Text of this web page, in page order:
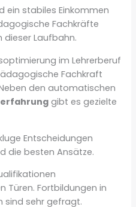
ein stabiles Einkommen
Fachkräfte
dieser Laufbahn.
im Lehrerberuf
Fachkraft
den automatischen
gibt es gezielte
Entscheidungen
die besten Ansätze.
Türen. Fortbildungen in
sind sehr gefragt.